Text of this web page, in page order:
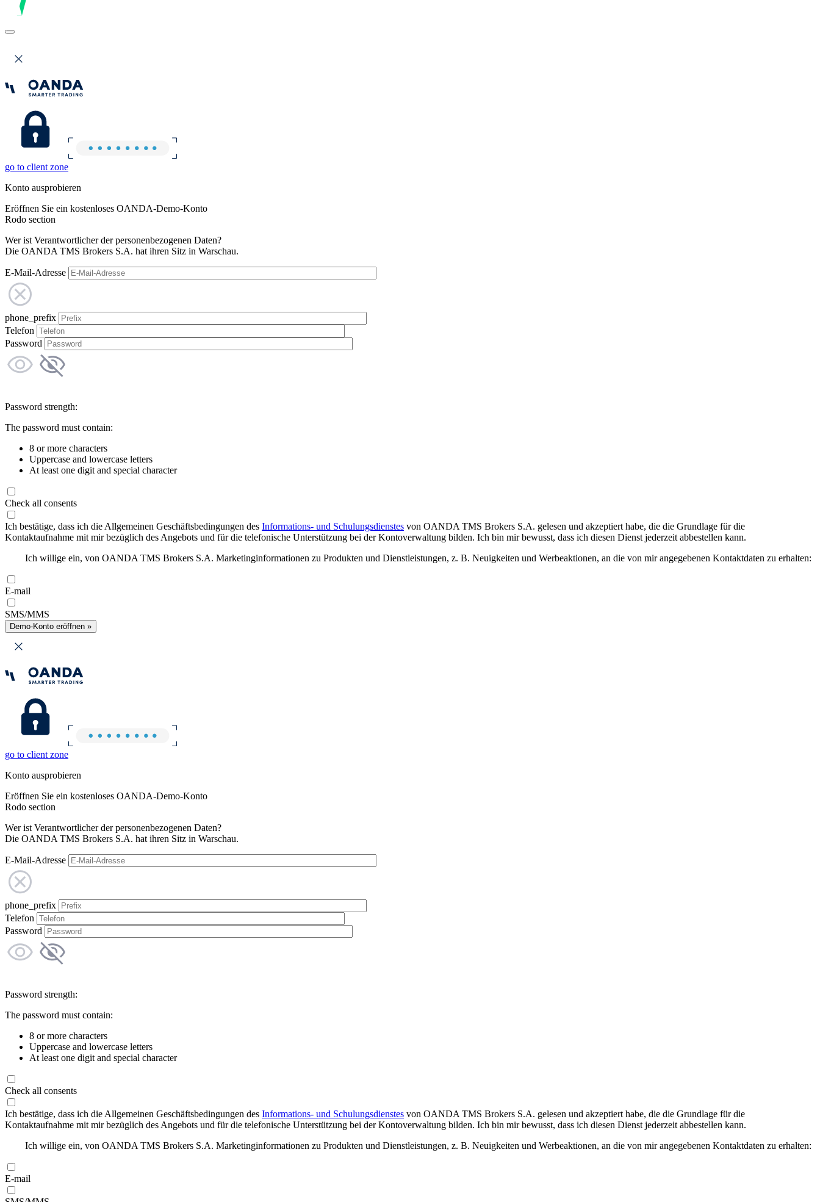
go to client zone
Konto ausprobieren
Eröffnen Sie ein kostenloses OANDA-Demo-Konto
Rodo section
Wer ist Verantwortlicher der personenbezogenen Daten?
Die OANDA TMS Brokers S.A. hat ihren Sitz in Warschau.
E-Mail-Adresse
phone_prefix
Telefon
Password
Password strength:
The password must contain:
8 or more characters
Uppercase and lowercase letters
At least one digit and special character
Check all consents
Ich bestätige, dass ich die Allgemeinen Geschäftsbedingungen des Informations- und Schulungsdienstes von OANDA TMS Brokers S.A. gelesen und akzeptiert habe, die die Grundlage für die
Kontaktaufnahme mit mir bezüglich des Angebots und für die telefonische Unterstützung bei der Kontoverwaltung bilden. Ich bin mir bewusst, dass ich diesen Dienst jederzeit abbestellen kann.
Ich willige ein, von OANDA TMS Brokers S.A. Marketinginformationen zu Produkten und Dienstleistungen, z. B. Neuigkeiten und Werbeaktionen, an die von mir angegebenen Kontaktdaten zu erhalten:
E-mail
SMS/MMS
Demo-Konto eröffnen »
go to client zone
Konto ausprobieren
Eröffnen Sie ein kostenloses OANDA-Demo-Konto
Rodo section
Wer ist Verantwortlicher der personenbezogenen Daten?
Die OANDA TMS Brokers S.A. hat ihren Sitz in Warschau.
E-Mail-Adresse
phone_prefix
Telefon
Password
Password strength:
The password must contain:
8 or more characters
Uppercase and lowercase letters
At least one digit and special character
Check all consents
Ich bestätige, dass ich die Allgemeinen Geschäftsbedingungen des Informations- und Schulungsdienstes von OANDA TMS Brokers S.A. gelesen und akzeptiert habe, die die Grundlage für die
Kontaktaufnahme mit mir bezüglich des Angebots und für die telefonische Unterstützung bei der Kontoverwaltung bilden. Ich bin mir bewusst, dass ich diesen Dienst jederzeit abbestellen kann.
Ich willige ein, von OANDA TMS Brokers S.A. Marketinginformationen zu Produkten und Dienstleistungen, z. B. Neuigkeiten und Werbeaktionen, an die von mir angegebenen Kontaktdaten zu erhalten:
E-mail